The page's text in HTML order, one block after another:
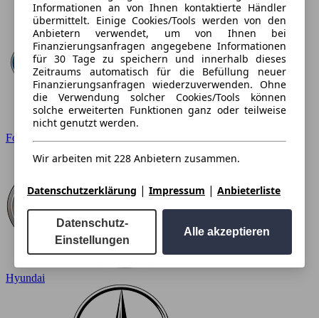
Informationen an von Ihnen kontaktierte Händler
übermittelt. Einige Cookies/Tools werden von den
Anbietern verwendet, um von Ihnen bei
Finanzierungsanfragen angegebene Informationen
für 30 Tage zu speichern und innerhalb dieses
Zeitraums automatisch für die Befüllung neuer
Finanzierungsanfragen wiederzuverwenden. Ohne
die Verwendung solcher Cookies/Tools können
solche erweiterten Funktionen ganz oder teilweise
nicht genutzt werden.
Wir arbeiten mit 228 Anbietern zusammen.
Datenschutzerklärung | Impressum | Anbieterliste
Datenschutz-
Einstellungen
Alle akzeptieren
Ford
Hyundai